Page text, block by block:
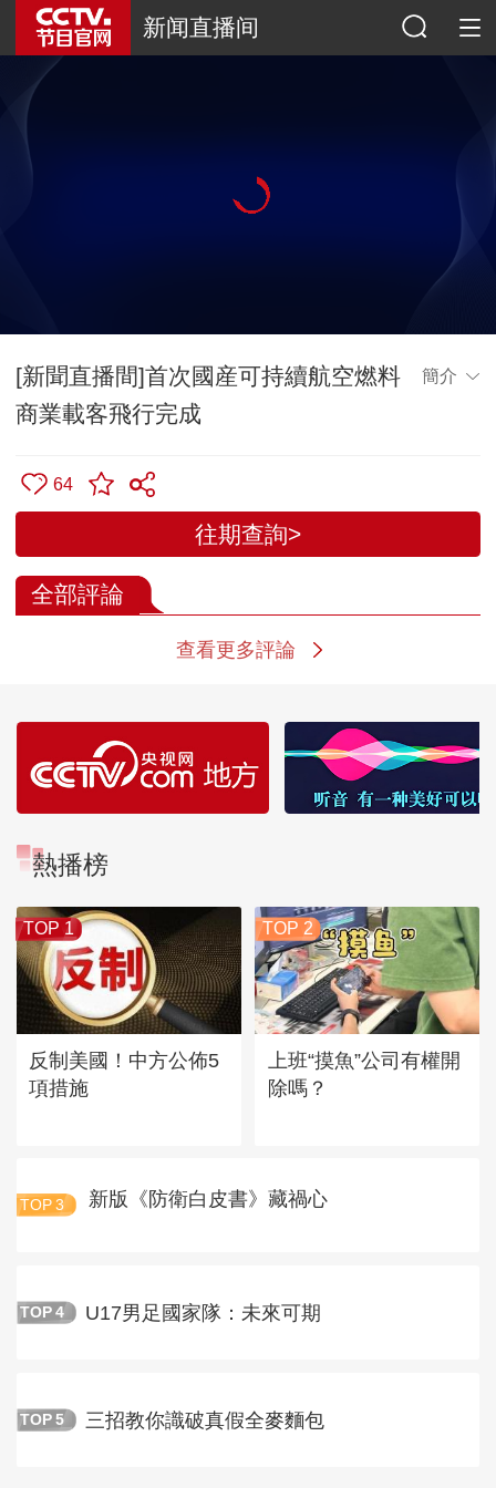
新闻直播间
[新聞直播間]首次國産可持續航空燃料
商業載客飛行完成
簡介
64
往期查詢>
全部評論
查看更多評論
熱播榜
TOP 1
反制美國！中方公佈5
項措施
TOP 2
上班“摸魚”公司有權開
除嗎？
TOP 3 新版《防衛白皮書》藏禍心
TOP 4 U17男足國家隊：未來可期
TOP 5 三招教你識破真假全麥麵包